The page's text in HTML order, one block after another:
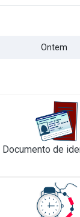
Ontem
Documento de